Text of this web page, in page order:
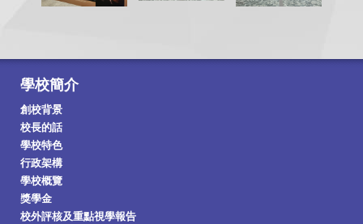
學校簡介
創校背景
校長的話
學校特色
行政架構
學校概覽
獎學金
校外評核及重點視學報告